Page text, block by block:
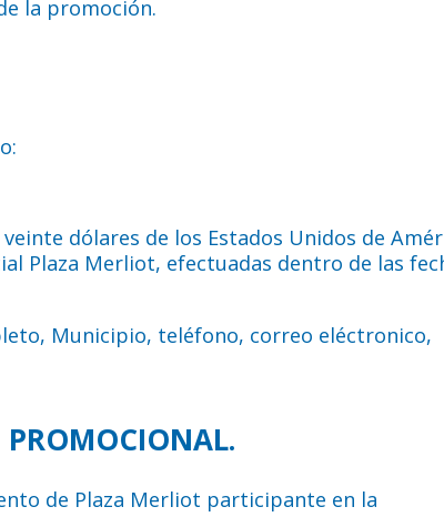
la promoción.
dólares de los Estados Unidos de
Plaza Merliot, efectuadas dentro de las
Municipio, teléfono, correo eléctronico,
PROMOCIONAL.
de Plaza Merliot participante en la